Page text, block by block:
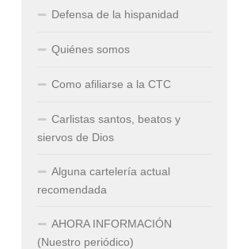
Defensa de la hispanidad
Quiénes somos
Como afiliarse a la CTC
Carlistas santos, beatos y
siervos de Dios
Alguna cartelería actual
recomendada
AHORA INFORMACIÓN
(Nuestro periódico)